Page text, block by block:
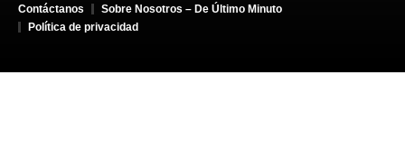
Contáctanos
Sobre Nosotros – De Último Minuto
Política de privacidad